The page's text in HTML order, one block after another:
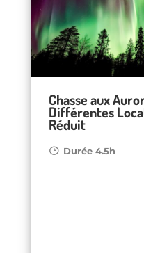
Chasse aux
Différentes
Réduit
Durée 4.5h